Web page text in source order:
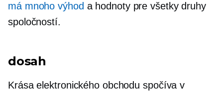
má mnoho výhod a hodnoty pre všetky druhy
spoločností.
dosah
Krása elektronického obchodu spočíva v